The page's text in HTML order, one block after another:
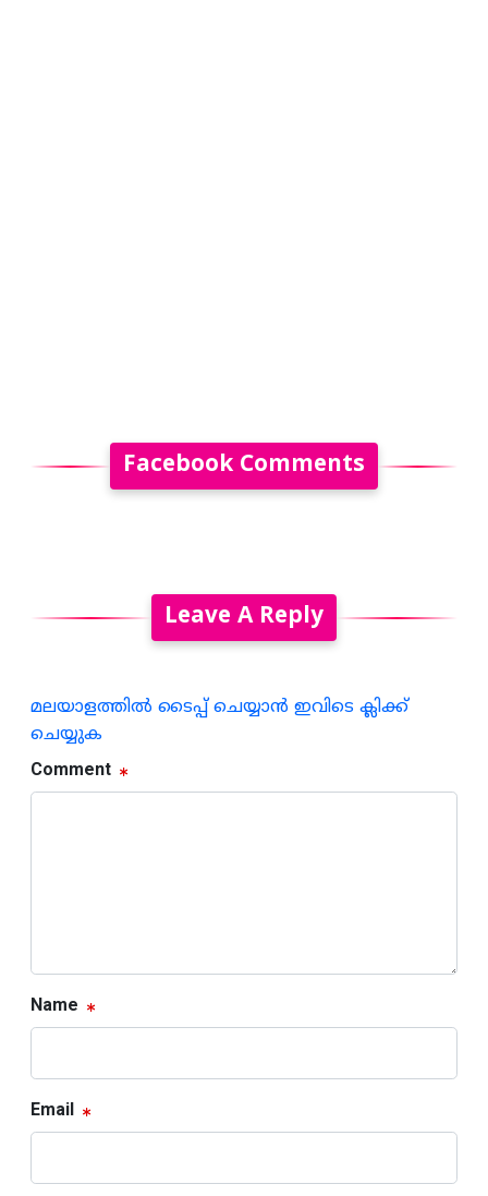
Facebook Comments
Leave A Reply
മലയാളത്തില്‍ ടൈപ്പ് ചെയ്യാന്‍ ഇവിടെ ക്ലിക്ക്
ചെയ്യുക
Comment
Name
Email